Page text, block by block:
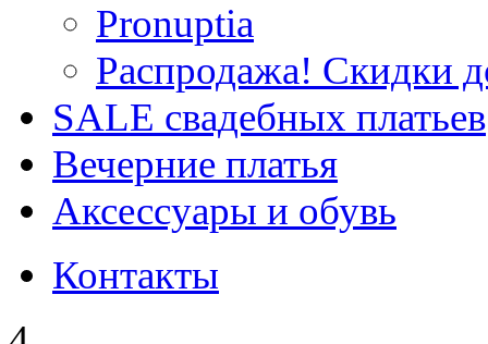
Pronuptia
Распродажа! Скидки
SALE cвадебных платьев
Вечерние платья
Аксессуары и обувь
Контакты